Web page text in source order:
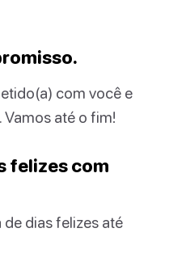
com você e
até o fim!
felizes com
de dias felizes até